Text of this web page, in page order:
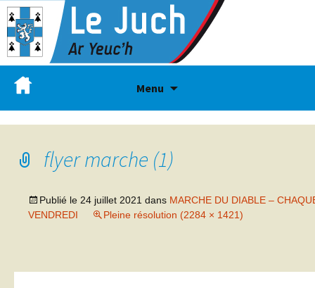
Menu
flyer marche (1)
Publié le 24 juillet 2021 dans MARCHE DU DIABLE –
VENDREDI
Pleine résolution (2284 × 1421)